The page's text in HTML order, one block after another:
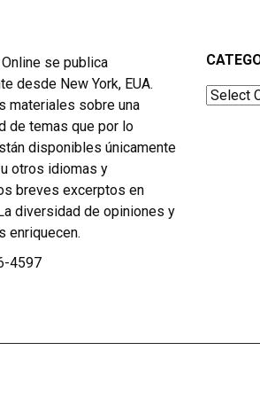
se publica
desde New York, EUA.
materiales sobre una
de temas que por lo
disponibles únicamente
otros idiomas y
breves excerptos en
diversidad de opiniones y
enriquecen.
4597